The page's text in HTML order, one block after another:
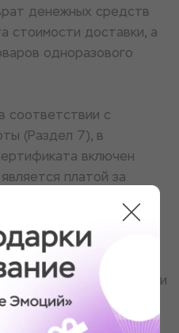
денежных средств
стоимости доставки, а
одноразового
соответствии с
(Раздел 7), в
включен
платой за
оформлению и
на
составляет
и включен в
услуг площадки